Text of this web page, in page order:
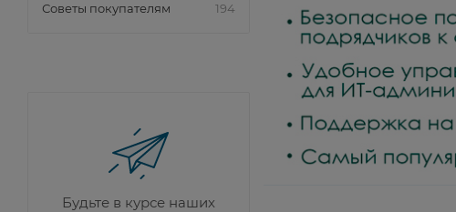
Советы покупателям 194
Будьте в курсе наших